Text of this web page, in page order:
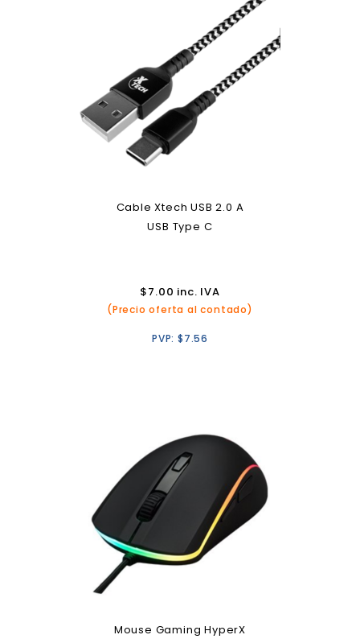
Cable Xtech USB 2.0 A
USB Type C
$7.00 inc. IVA
(Precio oferta al contado)
PVP: $7.56
Mouse Gaming HyperX